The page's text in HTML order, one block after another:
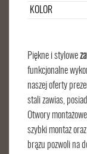
KOLOR
Piękne i stylowe
funkcjonalne
naszej oferty
stali zawias,
Otwory
szybki montaż
brązu pozwoli na